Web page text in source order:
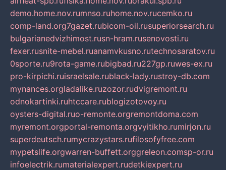
demo.home.nov.rumnso.ruhome.nov.rucemko.ru
comp-land.org7gazet.rubicom-oil.rusuperiorsearch.ru
bulgarianedvizhimost.rusn-hram.rusenovosti.ru
fexer.rusnite-mebel.ruanamvkusno.rutechnosaratov.ru
0sporte.ru9rota-game.rubigbad.ru227gp.ruwes-ex.ru
pro-kirpichi.ruisraelsale.rublack-lady.rustroy-db.com
mynances.orgladalike.ruzozor.rudvigremont.ru
odnokartinki.ruhtccare.rublogizotovoy.ru
oysters-digital.ruo-remonte.orgremontdoma.com
myremont.orgportal-remonta.orgvyitikho.rumirjon.ru
superdeutsch.rumycrazystars.rufilosofyfree.com
mypetslife.orgwarren-buffett.orggreleon.comsp-or.ru
infoelectrik.rumaterialexpert.rudetkiexpert.ru